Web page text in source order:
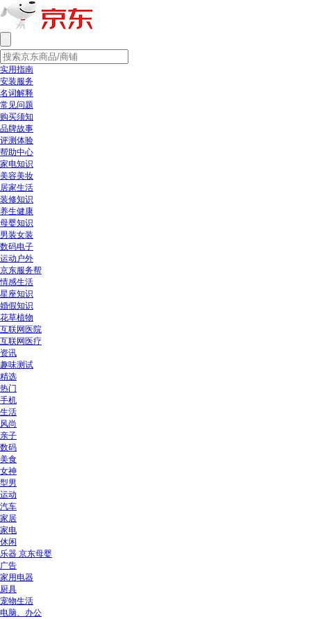
实用指南
安装服务
名词解释
常见问题
购买须知
品牌故事
评测体验
帮助中心
家电知识
美容美妆
居家生活
装修知识
养生健康
母婴知识
男装女装
数码电子
运动户外
京东服务帮
情感生活
星座知识
婚假知识
花草植物
互联网医院
互联网医疗
资讯
趣味测试
精选
热门
手机
生活
风尚
亲子
数码
美食
女神
型男
运动
汽车
家居
家电
休闲
乐器 京东母婴
广告
家用电器
厨具
宠物生活
电脑、办公